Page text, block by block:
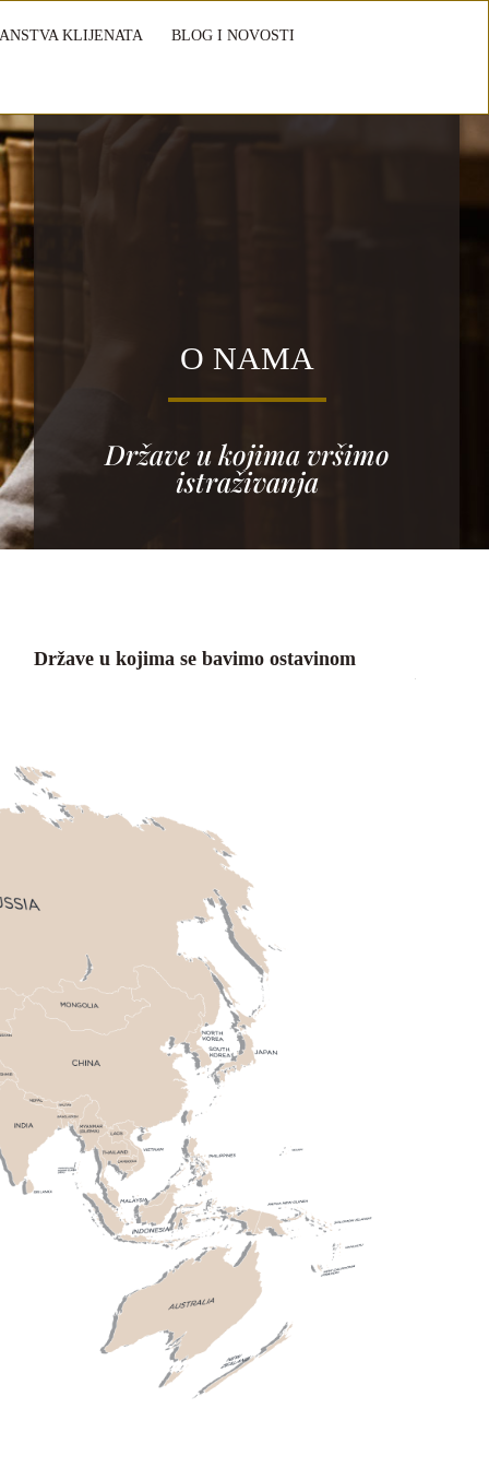
KLIJENATA BLOG I NOVOSTI
O NAMA
Države u kojima vršimo
istraživanja
Države u kojima se bavimo ostavinom